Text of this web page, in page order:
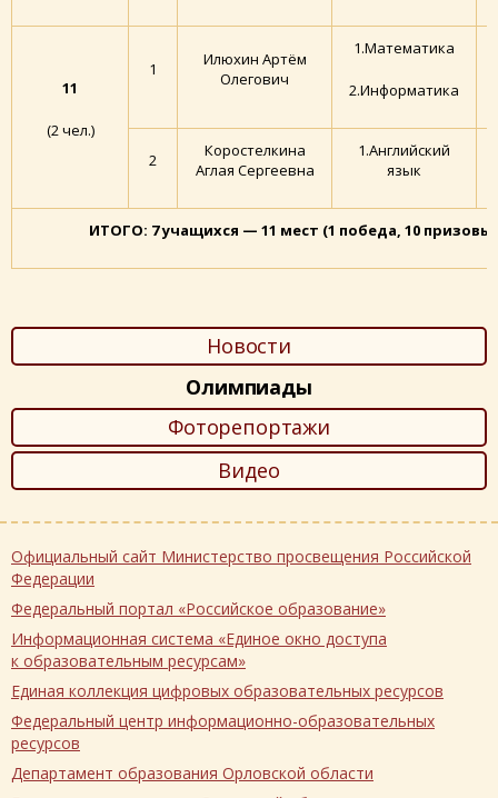
11
(2 чел.)
1
Илюхин Артём
Олегович
1.Математика
2.Информатика
2
Коростелкина
Аглая Сергеевна
1.Английский
язык
ИТОГО: 7 учащихся — 11 мест (1 победа, 10
Новости
Олимпиады
Фоторепортажи
Видео
Официальный сайт Министерство просвещения Российской
Федерации
Федеральный портал «Российское образование»
Информационная система «Единое окно доступа
к образовательным ресурсам»
Единая коллекция цифровых образовательных ресурсов
Федеральный центр информационно-образовательных
ресурсов
Департамент образования Орловской области